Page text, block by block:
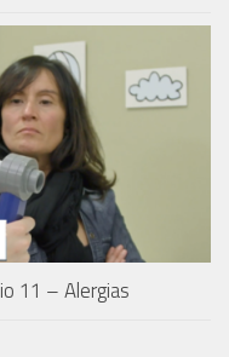
11 – Alergias